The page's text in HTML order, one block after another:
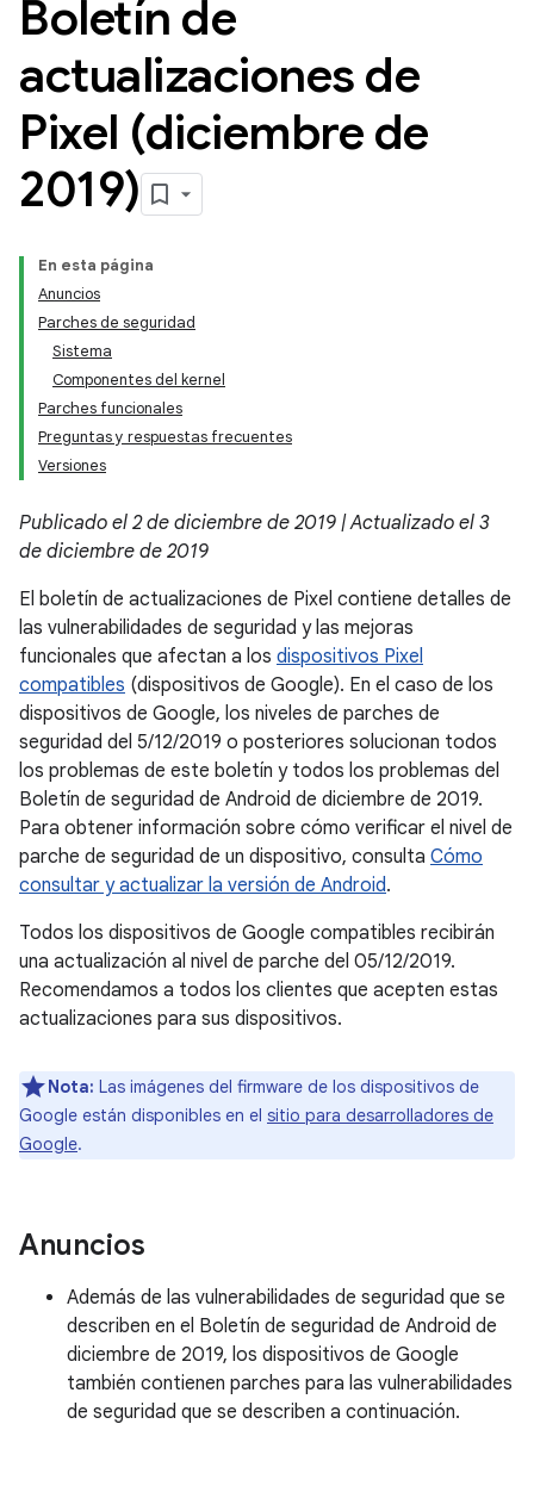
Boletín de
actualizaciones de
Pixel (diciembre de
2019)
En esta página
Anuncios
Parches de seguridad
Sistema
Componentes del kernel
Parches funcionales
Preguntas y respuestas frecuentes
Versiones
Publicado el 2 de diciembre de 2019 | Actualizado el 3
de diciembre de 2019
El boletín de actualizaciones de Pixel contiene detalles de
las vulnerabilidades de seguridad y las mejoras
funcionales que afectan a los dispositivos Pixel
compatibles (dispositivos de Google). En el caso de los
dispositivos de Google, los niveles de parches de
seguridad del 5/12/2019 o posteriores solucionan todos
los problemas de este boletín y todos los problemas del
Boletín de seguridad de Android de diciembre de 2019.
Para obtener información sobre cómo verificar el nivel de
parche de seguridad de un dispositivo, consulta Cómo
consultar y actualizar la versión de Android.
Todos los dispositivos de Google compatibles recibirán
una actualización al nivel de parche del 05/12/2019.
Recomendamos a todos los clientes que acepten estas
actualizaciones para sus dispositivos.
Nota: Las imágenes del firmware de los dispositivos de
Google están disponibles en el sitio para desarrolladores de
Google.
Anuncios
Además de las vulnerabilidades de seguridad que se
describen en el Boletín de seguridad de Android de
diciembre de 2019, los dispositivos de Google
también contienen parches para las vulnerabilidades
de seguridad que se describen a continuación.